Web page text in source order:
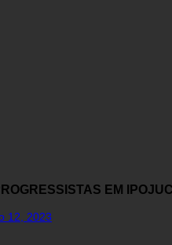
EM
12, 2023